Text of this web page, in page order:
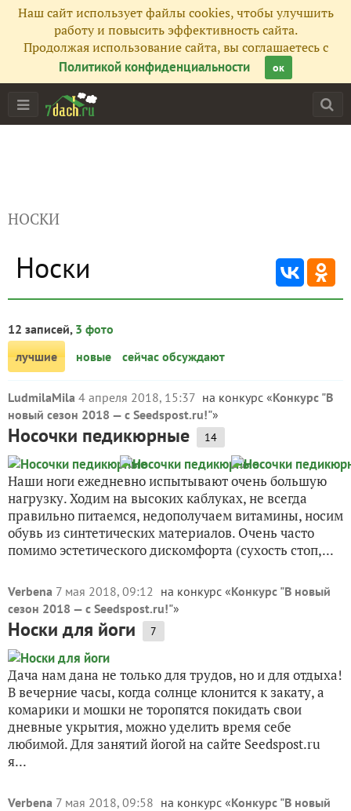
Наш сайт использует файлы cookies, чтобы улучшить
работу и повысить эффективность сайта.
Продолжая использование сайта, вы соглашаетесь с
Политикой конфиденциальности
ок
НОСКИ
Носки
12 записей, 3 фото
лучшие
новые сейчас обсуждают
LudmilaMila 4 апреля 2018, 15:37 на конкурс «Конкурс "В
новый сезон 2018 — с Seedspost.ru!"»
Носочки педикюрные 14
Наши ноги ежедневно испытывают очень большую
нагрузку. Ходим на высоких каблуках, не всегда
правильно питаемся, недополучаем витамины, носим
обувь из синтетических материалов. Очень часто
помимо эстетического дискомфорта (сухость стоп,...
Verbena 7 мая 2018, 09:12 на конкурс «Конкурс "В новый
сезон 2018 — с Seedspost.ru!"»
Носки для йоги 7
Дача нам дана не только для трудов, но и для отдыха!
В вечерние часы, когда солнце клонится к закату, а
комарики и мошки не торопятся покидать свои
дневные укрытия, можно уделить время себе
любимой. Для занятий йогой на сайте Seedspost.ru
я...
Verbena 7 мая 2018, 09:58 на конкурс «Конкурс "В новый